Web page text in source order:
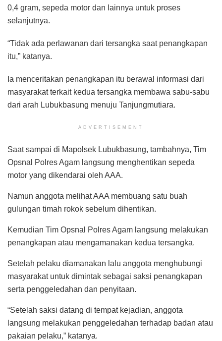
0,4 gram, sepeda motor dan lainnya untuk proses
selanjutnya.
“Tidak ada perlawanan dari tersangka saat penangkapan
itu,” katanya.
Ia menceritakan penangkapan itu berawal informasi dari
masyarakat terkait kedua tersangka membawa sabu-sabu
dari arah Lubukbasung menuju Tanjungmutiara.
ADVERTISEMENT
Saat sampai di Mapolsek Lubukbasung, tambahnya, Tim
Opsnal Polres Agam langsung menghentikan sepeda
motor yang dikendarai oleh AAA.
Namun anggota melihat AAA membuang satu buah
gulungan timah rokok sebelum dihentikan.
Kemudian Tim Opsnal Polres Agam langsung melakukan
penangkapan atau mengamanakan kedua tersangka.
Setelah pelaku diamanakan lalu anggota menghubungi
masyarakat untuk dimintak sebagai saksi penangkapan
serta penggeledahan dan penyitaan.
“Setelah saksi datang di tempat kejadian, anggota
langsung melakukan penggeledahan terhadap badan atau
pakaian pelaku,” katanya.